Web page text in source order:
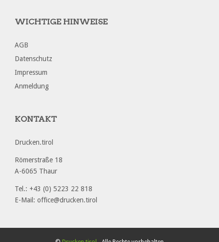
WICHTIGE HINWEISE
AGB
Datenschutz
Impressum
Anmeldung
KONTAKT
Drucken.tirol
Römerstraße 18
A-6065 Thaur
Tel.: +43 (0) 5223 22 818
E-Mail: office@drucken.tirol